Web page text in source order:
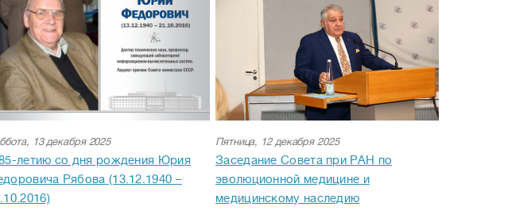
13 декабря 2025
летию со дня рождения Юрия
Рябова (13.12.1940 –
Пятница, 12 декабря 2025
Заседание Совета при РАН по
эволюционной медицине и
медицинскому наследию